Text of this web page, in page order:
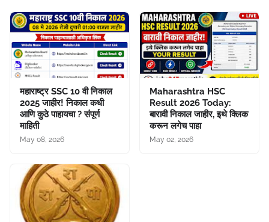
महाराष्ट्र SSC 10 वी निकाल
2025 जाहीर! निकाल कधी
आणि कुठे पाहायचा ? संपूर्ण
माहिती
May 08, 2026
Maharashtra HSC
Result 2026 Today:
बारावी निकाल जाहीर, इथे क्लिक
करून लगेच पाहा
May 02, 2026